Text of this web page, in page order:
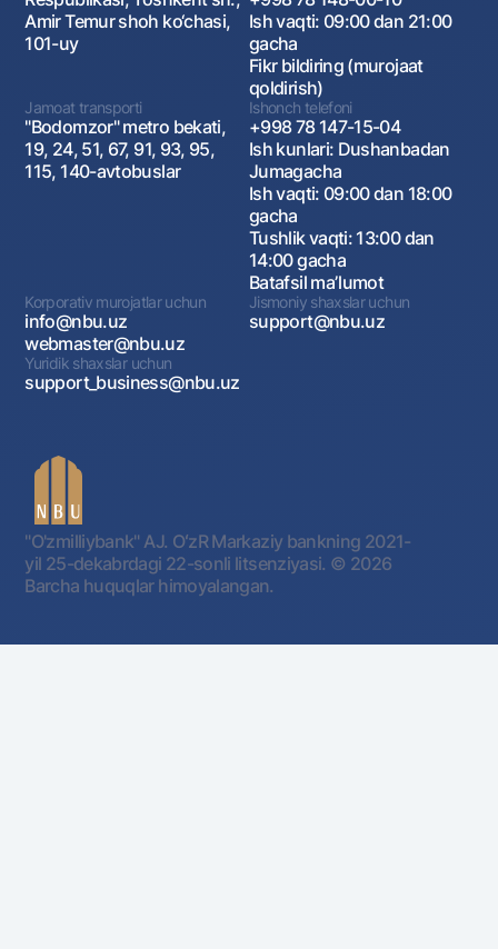
Amir Temur shoh ko‘chasi,
101-uy
Ish vaqti: 09:00 dan 21:00
gacha
Fikr bildiring (murojaat
qoldirish)
Jamoat transporti
"Bodomzor" metro bekati,
19, 24, 51, 67, 91, 93, 95,
115, 140-avtobuslar
Ishonch telefoni
+998 78 147-15-04
Ish kunlari: Dushanbadan
Jumagacha
Ish vaqti: 09:00 dan 18:00
gacha
Tushlik vaqti: 13:00 dan
14:00 gacha
Batafsil maʼlumot
Korporativ murojatlar uchun
info@nbu.uz
webmaster@nbu.uz
Jismoniy shaxslar uchun
support@nbu.uz
Yuridik shaxslar uchun
support_business@nbu.uz
"O'zmilliybank" AJ. OʻzR Markaziy bankning 2021-
yil 25-dekabrdagi 22-sonli litsenziyasi. © 2026
Barcha huquqlar himoyalangan.